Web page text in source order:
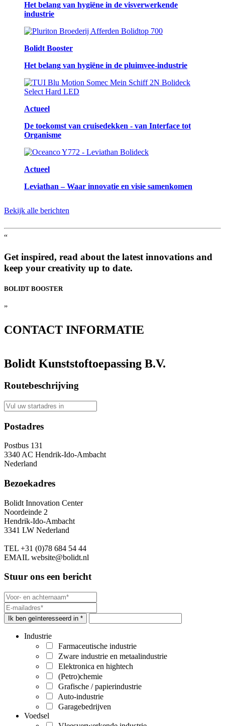
Het belang van hygiëne in de visverwerkende
industrie
Bolidt Booster
Het belang van hygiëne in de pluimvee-industrie
Actueel
De toekomst van cruisedekken - van Interface tot
Organisme
Actueel
Leviathan – Waar innovatie en visie samenkomen
Bekijk alle berichten
“
Get inspired, read about the latest innovations and
keep your creativity up to date.
BOLIDT BOOSTER
”
CONTACT INFORMATIE
Bolidt Kunststoftoepassing B.V.
Routebeschrijving
Postadres
Postbus 131
3340 AC Hendrik-Ido-Ambacht
Nederland
Bezoekadres
Bolidt Innovation Center
Noordeinde 2
Hendrik-Ido-Ambacht
3341 LW Nederland
TEL +31 (0)78 684 54 44
EMAIL website@bolidt.nl
Stuur ons een bericht
Ik ben geïnteresseerd in *
Industrie
Farmaceutische industrie
Zware industrie en metaalindustrie
Elektronica en hightech
(Petro)chemie
Grafische / papierindustrie
Auto-industrie
Garagebedrijven
Voedsel